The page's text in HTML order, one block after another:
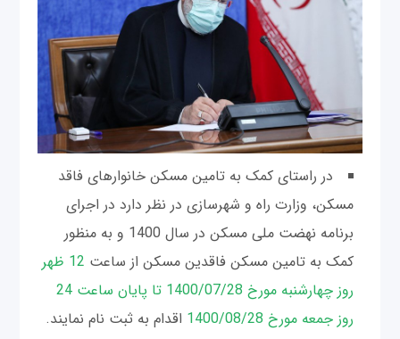
در راستای کمک به تامین مسکن خانوارهای فاقد
مسکن، وزارت راه و شهرسازی در نظر دارد در اجرای
برنامه نهضت ملی مسکن در سال 1400 و به منظور
کمک به تامین مسکن فاقدین مسکن از ساعت
12 ظهر
روز چهارشنبه مورخ 1400/07/28 تا پایان ساعت 24
روز جمعه مورخ 1400/08/28
اقدام به ثبت نام نمایند.